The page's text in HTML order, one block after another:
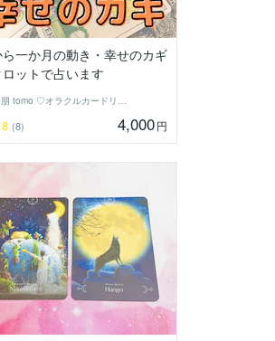
一か月の動き・幸せのカギ
ットで占います
朋 tomo ♡オラクルカードリーダー♡
(8) 4,000円